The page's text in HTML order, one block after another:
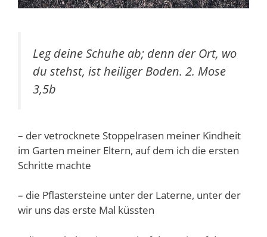
Leg deine Schuhe ab; denn der Ort, wo
du stehst, ist heiliger Boden. 2. Mose
3,5b
– der vetrocknete Stoppelrasen meiner Kindheit
im Garten meiner Eltern, auf dem ich die ersten
Schritte machte
– die Pflastersteine unter der Laterne, unter der
wir uns das erste Mal küssten